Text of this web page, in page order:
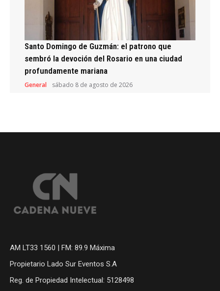
Santo Domingo de Guzmán: el patrono que
sembró la devoción del Rosario en una ciudad
profundamente mariana
General sábado 8 de agosto de 2026
AM LT33 1560 | FM: 89.9 Máxima
Propietario Lado Sur Eventos S.A
Reg. de Propiedad Intelectual: 5128498